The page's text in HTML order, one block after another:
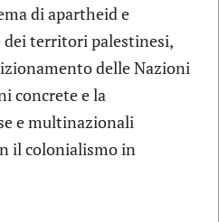
di apartheid e
dei territori palestinesi,
delle Nazioni
concrete e la
e multinazionali
il colonialismo in